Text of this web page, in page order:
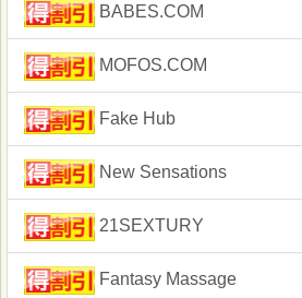
BABES.COM
MOFOS.COM
Fake Hub
New Sensations
21SEXTURY
Fantasy Massage